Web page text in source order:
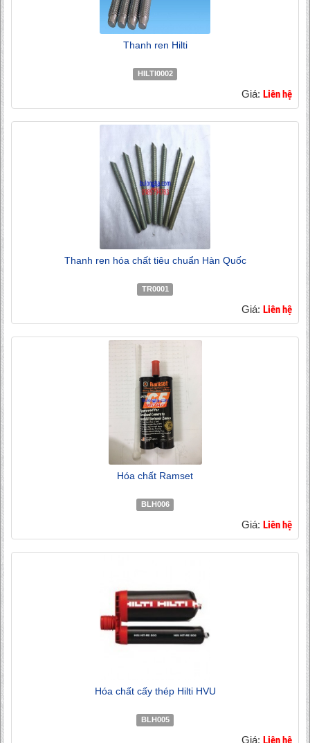
Thanh ren Hilti
HILTI0002
Giá: Liên hệ
Thanh ren hóa chất tiêu chuẩn Hàn Quốc
TR0001
Giá: Liên hệ
Hóa chất Ramset
BLH006
Giá: Liên hệ
Hóa chất cấy thép Hilti HVU
BLH005
Giá: